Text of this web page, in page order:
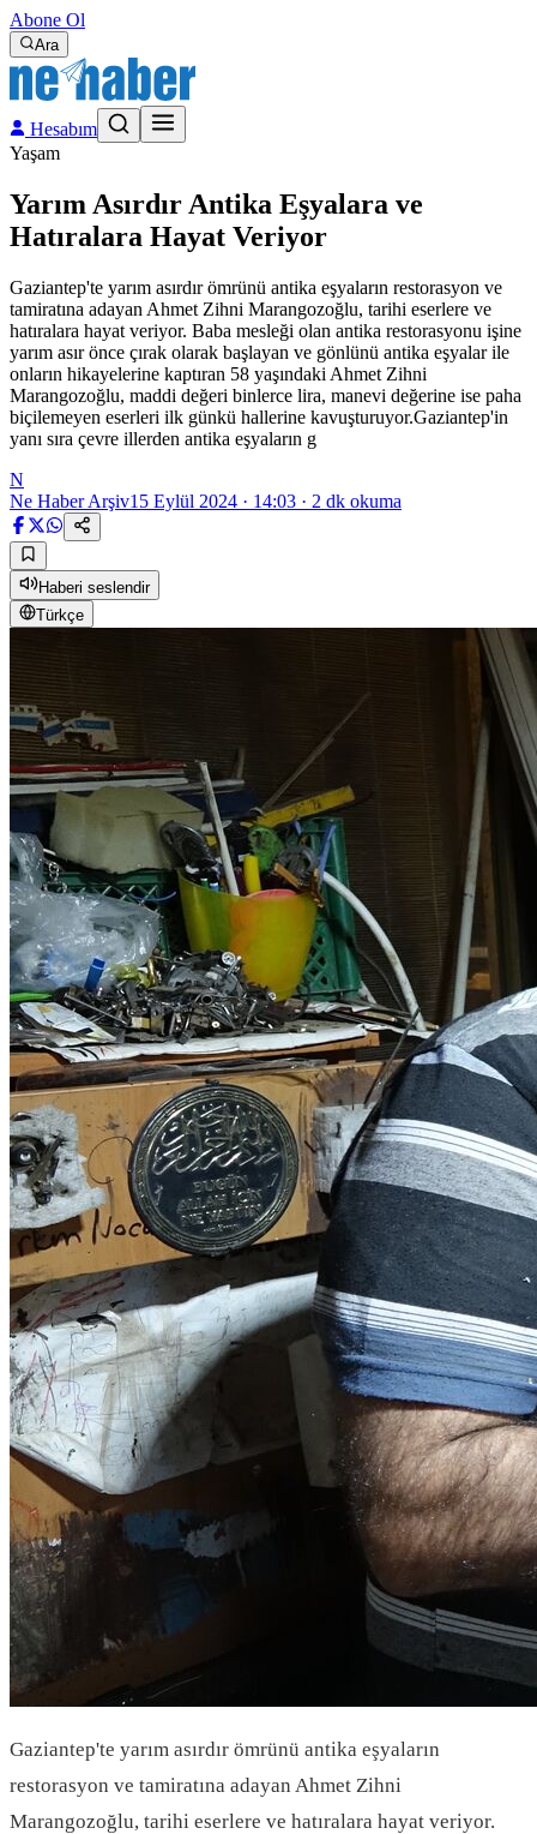
Abone Ol
Ara
Hesabım
Yaşam
Yarım Asırdır Antika Eşyalara ve
Hatıralara Hayat Veriyor
Gaziantep'te yarım asırdır ömrünü antika eşyaların restorasyon ve
tamiratına adayan Ahmet Zihni Marangozoğlu, tarihi eserlere ve
hatıralara hayat veriyor. Baba mesleği olan antika restorasyonu işine
yarım asır önce çırak olarak başlayan ve gönlünü antika eşyalar ile
onların hikayelerine kaptıran 58 yaşındaki Ahmet Zihni
Marangozoğlu, maddi değeri binlerce lira, manevi değerine ise paha
biçilemeyen eserleri ilk günkü hallerine kavuşturuyor.Gaziantep'in
yanı sıra çevre illerden antika eşyaların g
N
Ne Haber Arşiv15 Eylül 2024 · 14:03 · 2 dk okuma
Haberi seslendir
Türkçe
Gaziantep'te yarım asırdır ömrünü antika eşyaların
restorasyon ve tamiratına adayan Ahmet Zihni
Marangozoğlu, tarihi eserlere ve hatıralara hayat veriyor.